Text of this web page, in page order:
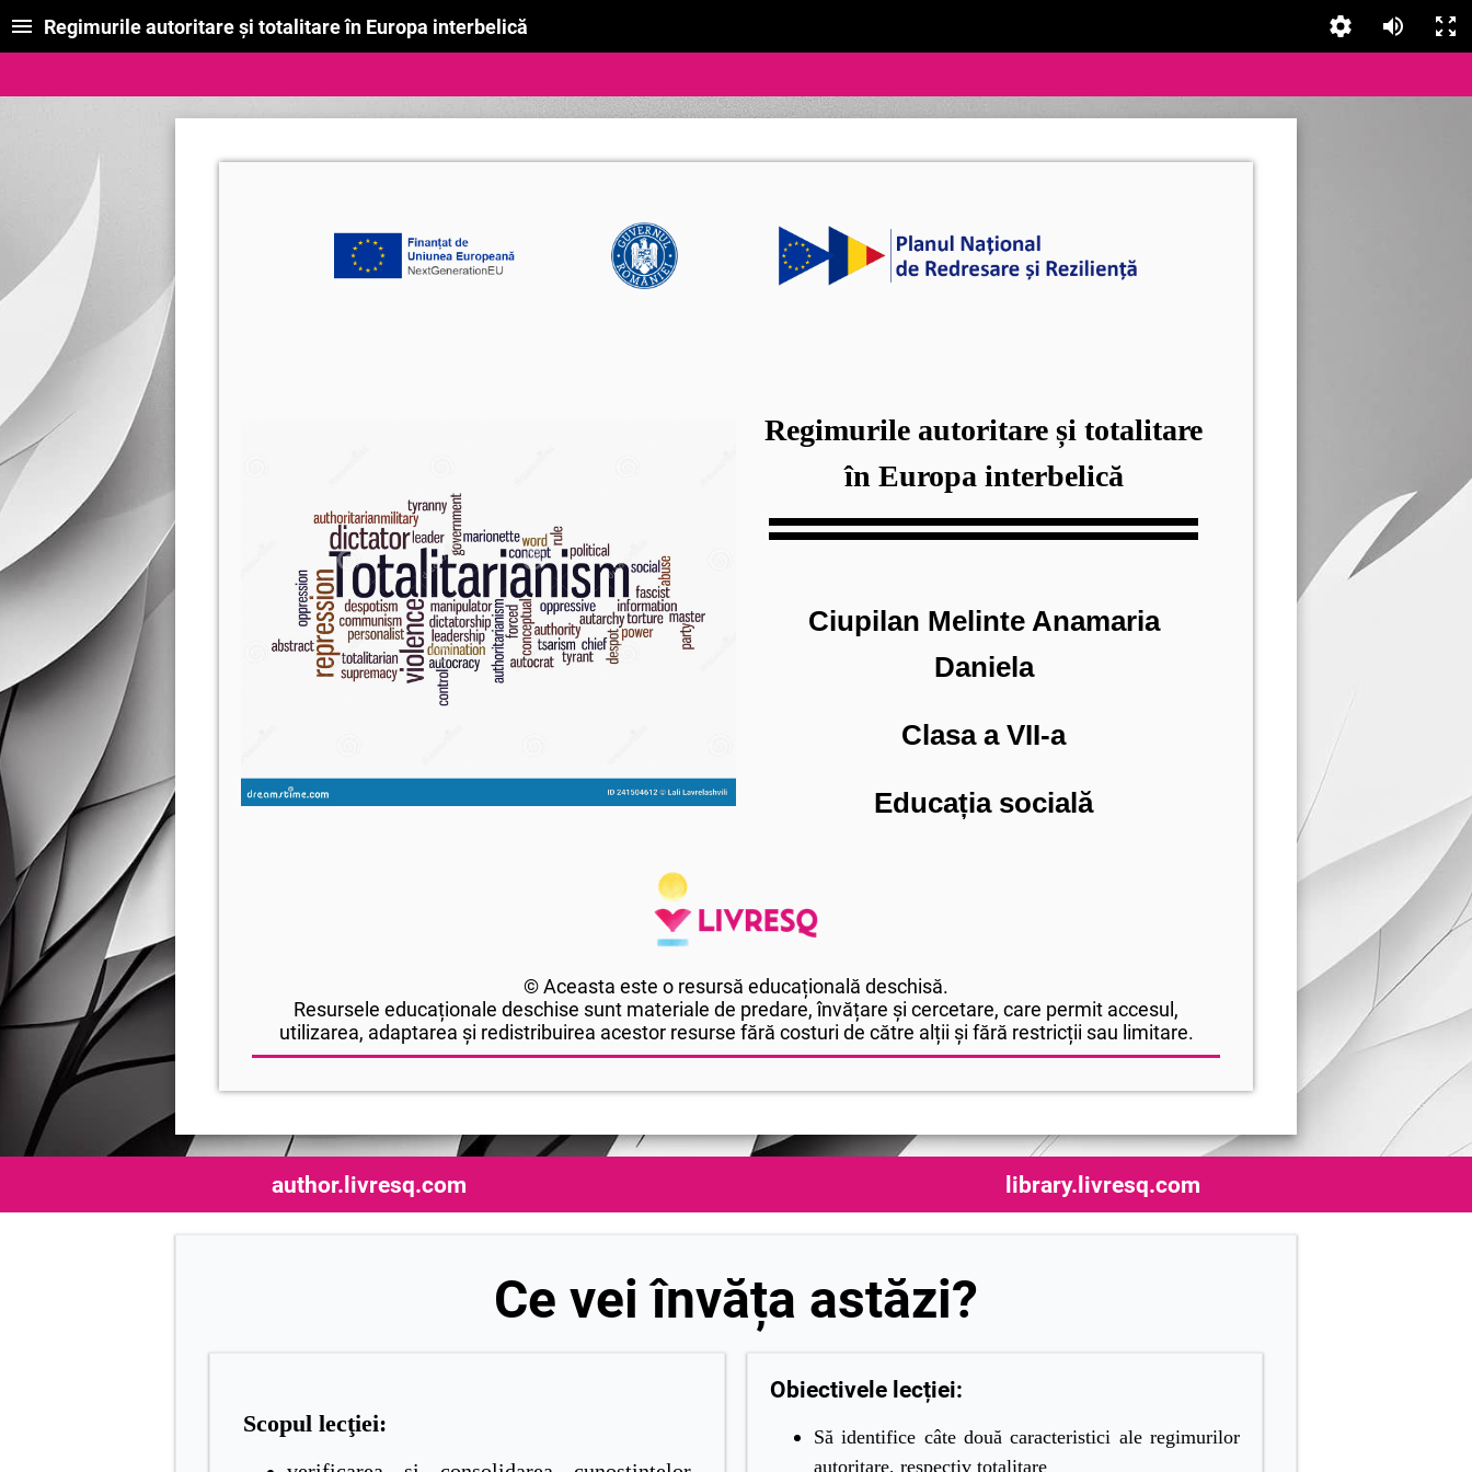
Regimurile autoritare și totalitare în Europa interbelică
Regimurile autoritare și totalitare
în Europa interbelică
Ciupilan Melinte Anamaria
Daniela
Clasa a VII-a
Educația socială
© Aceasta este o resursă educațională deschisă.
Resursele educaționale deschise sunt materiale de predare, învățare și cercetare, care permit accesul,
utilizarea, adaptarea și redistribuirea acestor resurse fără costuri de către alții și fără restricții sau limitare.
author.livresq.com library.livresq.com
Ce vei învăța astăzi?
Scopul lecţiei:
Obiectivele lecției:
Să identifice câte două caracteristici ale regimurilor
autoritare, respectiv totalitare